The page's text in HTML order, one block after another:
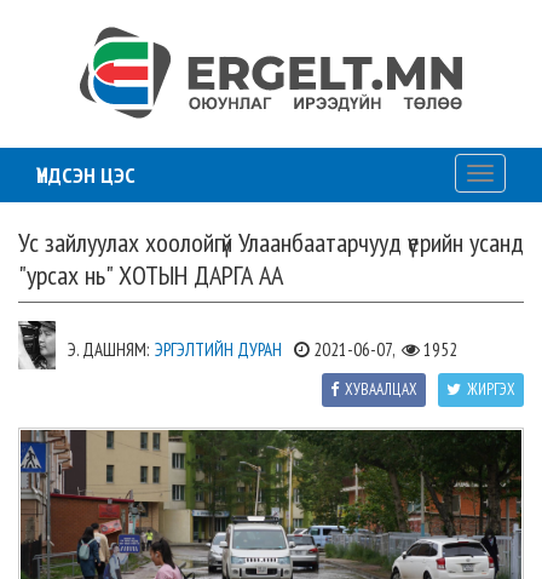
ҮНДСЭН ЦЭС
Toggle
Ус зайлуулах хоолойгүй Улаанбаатарчууд үерийн усанд
"урсах нь" ХОТЫН ДАРГА АА
Э. ДАШНЯМ: ЭРГЭЛТИЙН ДУРАН 2021-06-07, 1952
ЖИРГЭХ
ХУВААЛЦАХ